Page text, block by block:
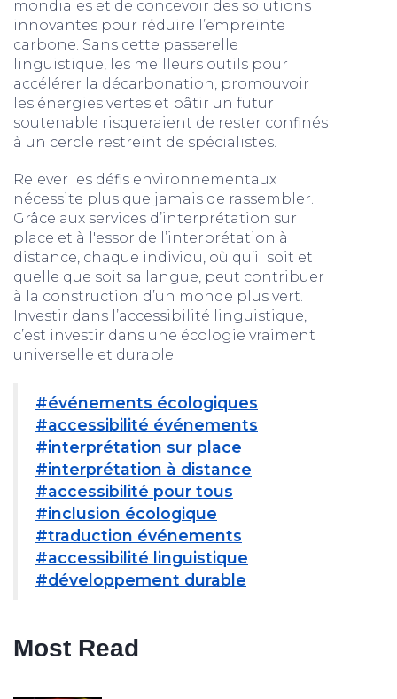
mondiales et de concevoir des solutions
innovantes pour réduire l’empreinte
carbone. Sans cette passerelle
linguistique, les meilleurs outils pour
accélérer la décarbonation, promouvoir
les énergies vertes et bâtir un futur
soutenable risqueraient de rester confinés
à un cercle restreint de spécialistes.
Relever les défis environnementaux
nécessite plus que jamais de rassembler.
Grâce aux services d’interprétation sur
place et à l'essor de l’interprétation à
distance, chaque individu, où qu’il soit et
quelle que soit sa langue, peut contribuer
à la construction d’un monde plus vert.
Investir dans l’accessibilité linguistique,
c’est investir dans une écologie vraiment
universelle et durable.
#événements écologiques
#accessibilité événements
#interprétation sur place
#interprétation à distance
#accessibilité pour tous
#inclusion écologique
#traduction événements
#accessibilité linguistique
#développement durable
Most Read